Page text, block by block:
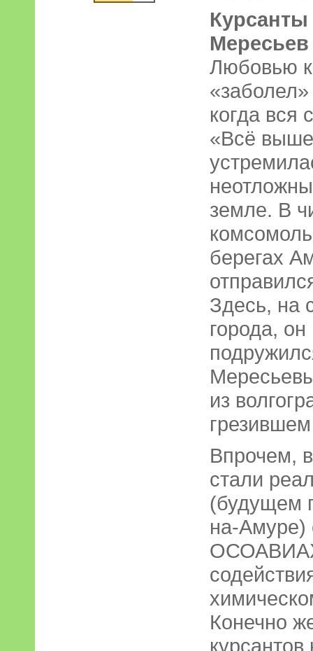
Мересьев
Любовью
когда вся
«Всё
земле. В
берегах
Здесь, на
города,
из
Впрочем,
стали
(будущем
на-Амуре)
Конечно